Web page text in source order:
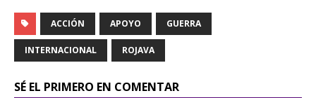
ACCIÓN APOYO GUERRA
INTERNACIONAL ROJAVA
SÉ EL PRIMERO EN COMENTAR